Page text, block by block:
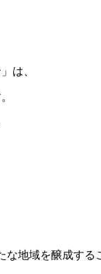
は、
地域を醸成する